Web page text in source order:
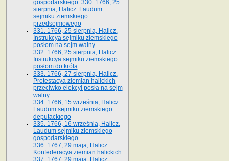
gospodarskiego. 330. 1766, 25
sierpnia, Halicz. Laudum
sejmiku ziemskiego
przedsejmowego
331. 1766, 25 sierpnia, Halicz.
Instrukcya sejmiku ziemskiego
posłom na sejm walny
332. 1766, 25 sierpnia, Halicz.
Instrukcya sejmiku ziemskiego
posłom do króla
333. 1766, 27 sierpnia, Halicz.
Protestacya ziemian halickich
przeciwko elekcyi posła na sejm
walny
334. 1766, 15 września, Halicz.
Laudum sejmiku ziemskiego
deputackiego
335. 1766, 16 września, Halicz.
Laudum sejmiku ziemskiego
gospodarskiego
336. 1767, 29 maja, Halicz.
Konfederacya ziemian halickich
337. 1767, 29 maja, Halicz.